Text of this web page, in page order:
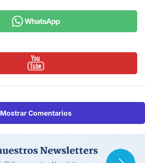
Mostrar Comentarios